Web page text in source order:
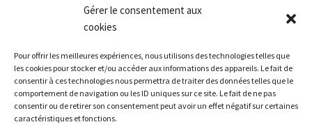
Gérer le consentement aux
cookies
Pour offrir les meilleures expériences, nous utilisons des technologies telles que
les cookies pour stocker et/ou accéder aux informations des appareils. Le fait de
consentir à ces technologies nous permettra de traiter des données telles que le
comportement de navigation ou les ID uniques sur ce site. Le fait de ne pas
consentir ou de retirer son consentement peut avoir un effet négatif sur certaines
caractéristiques et fonctions.
Les Tutoriels
Livres et périodiques anciens
Annuaire de modèles de frivolité en français
Politique de cookies (UE)